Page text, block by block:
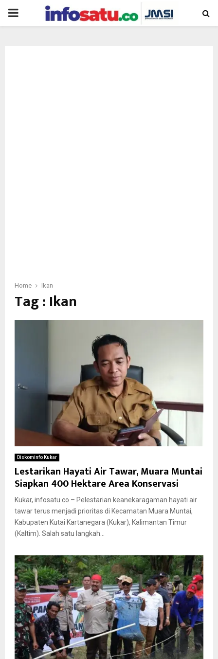
PRIMARY
Home Ikan
Tag : Ikan
Diskominfo Kukar
Lestarikan Hayati Air Tawar, Muara Muntai
Siapkan 400 Hektare Area Konservasi
Kukar, infosatu.co – Pelestarian keanekaragaman hayati air
tawar terus menjadi prioritas di Kecamatan Muara Muntai,
Kabupaten Kutai Kartanegara (Kukar), Kalimantan Timur
(Kaltim). Salah satu langkah...